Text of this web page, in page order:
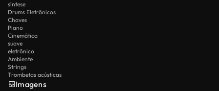
síntese
Drums Eletrônicos
Chaves
Piano
Cinemática
suave
eletrônico
Ambiente
Strings
Trombetas acústicas
Imagens